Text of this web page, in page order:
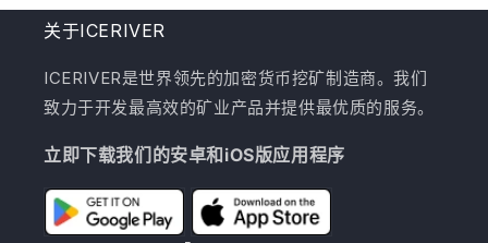
关于ICERIVER
ICERIVER是世界领先的加密货币挖矿制造商。我们
致力于开发最高效的矿业产品并提供最优质的服务。
立即下载我们的安卓和iOS版应用程序